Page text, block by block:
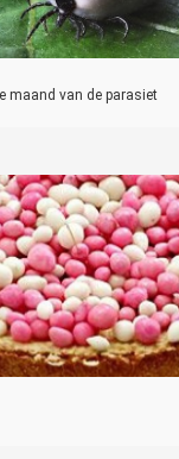
maand van de parasiet